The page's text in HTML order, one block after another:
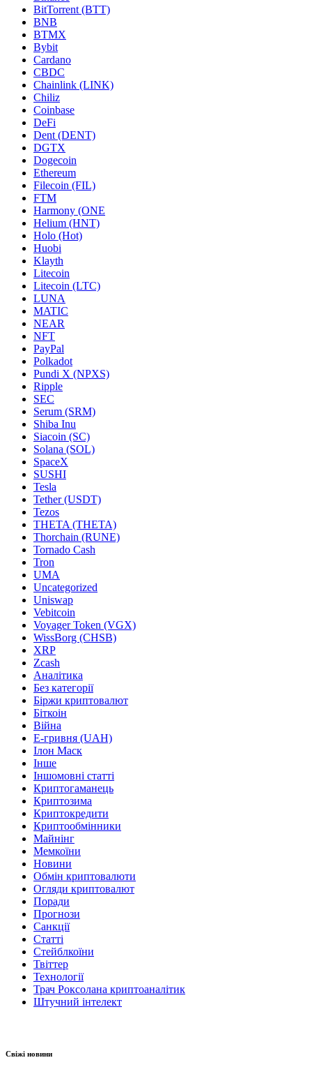
BitTorrent (BTT)
BNB
BTMX
Bybit
Cardano
CBDC
Chainlink (LINK)
Chiliz
Coinbase
DeFi
Dent (DENT)
DGTX
Dogecoin
Ethereum
Filecoin (FIL)
FTM
Harmony (ONE
Helium (HNT)
Holo (Hot)
Huobi
Klayth
Litecoin
Litecoin (LTC)
LUNA
MATIC
NEAR
NFT
PayPal
Polkadot
Pundi X (NPXS)
Ripple
SEC
Serum (SRM)
Shiba Inu
Siacoin (SC)
Solana (SOL)
SpaceX
SUSHI
Tesla
Tether (USDT)
Tezos
THETA (THETA)
Thorchain (RUNE)
Tornado Cash
Tron
UMA
Uncategorized
Uniswap
Vebitcoin
Voyager Token (VGX)
WissBorg (CHSB)
XRP
Zcash
Аналітика
Без категорії
Біржи криптовалют
Біткоін
Війна
Е-гривня (UAH)
Ілон Маск
Інше
Іншомовні статті
Криптогаманець
Криптозима
Криптокредити
Криптообмінники
Майнінг
Мемкоїни
Новини
Обмін криптовалюти
Огляди криптовалют
Поради
Прогнози
Санкції
Статті
Стейблкоїни
Твіттер
Технології
Трач Роксолана криптоаналітик
Штучний інтелект
Свіжі новини